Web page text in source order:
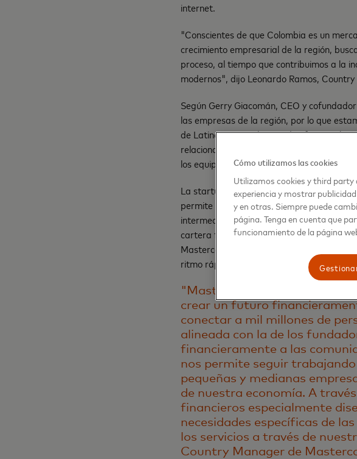
internet.
"Conscientes de que Colombia es un
crecimiento empresarial de la región,
proceso, al tiempo que contribuimos a la
modernos", dijo Leonardo Ramos,
Según Gerry Giacomán, CEO y
las empresas de la región, por lo que
de Latinoamérica, buscando ofrecer a las
relacionados con el gasto de los
los equipos de trabajo."
La startup llega al mercado colombiano
permite ofrecer un producto robusto y
intermediarios para la emisión de sus
cartera fintech de Mastercard
Mastercard a través de un único punto
ritmo rápido.
"Mastercard está impulsando
crear un futuro
conectar a mil millones de
alineada con la de los
financieramente a las
nos permite seguir
pequeñas y medianas
de nuestra economía. A
financieros especialmente
necesidades específicas de
los servicios a través de
Country Manager de
Cómo utilizamos las cookies
Utilizamos cookies y third party
experiencia y mostrar
y en otras. Siempre puede
página. Tenga en cuenta que
funcionamiento de la página